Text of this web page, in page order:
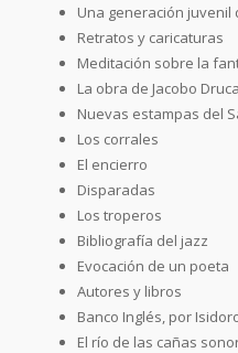
Una generación
Retratos y caricaturas
Meditación sobre la
La obra de Jacobo
Nuevas estampas del
Los corrales
El encierro
Disparadas
Los troperos
Bibliografía del jazz
Evocación de un poeta
Autores y libros
Banco Inglés, por
El río de las cañas